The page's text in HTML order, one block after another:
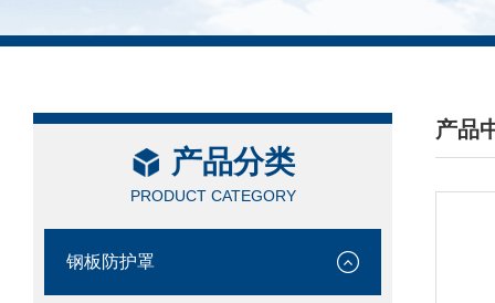
产品分类
PRODUCT CATEGORY
钢板防护罩
产品
/